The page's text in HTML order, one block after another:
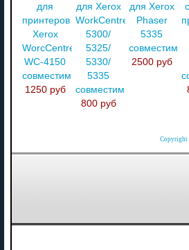
для
принтеров
Xerox
WorcCentre
WC-4150
совместимый
1250 руб
для Xerox
WorkCentre
5300/
5325/
5330/
5335
совместимый
800 руб
для Xerox
Phaser
5335
2500 руб
Copyright